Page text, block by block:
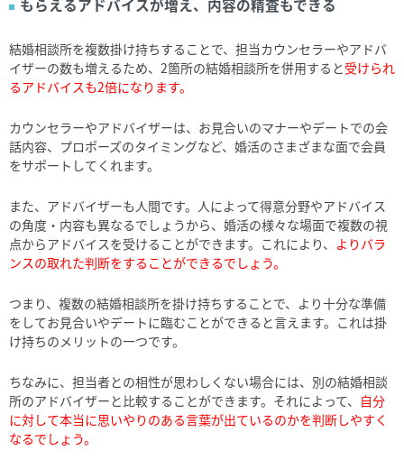
もらえるアドバイスが増え、内容の精査もできる
結婚相談所を複数掛け持ちすることで、担当カウンセラーやアドバ
イザーの数も増えるため、2箇所の結婚相談所を併用すると受けられ
るアドバイスも2倍になります。
カウンセラーやアドバイザーは、お見合いのマナーやデートでの会
話内容、プロポーズのタイミングなど、婚活のさまざまな面で会員
をサポートしてくれます。
また、アドバイザーも人間です。人によって得意分野やアドバイス
の角度・内容も異なるでしょうから、婚活の様々な場面で複数の視
点からアドバイスを受けることができます。これにより、 よりバラ
ンスの取れた判断をすることができるでしょう。
つまり、複数の結婚相談所を掛け持ちすることで、より十分な準備
をしてお見合いやデートに臨むことができると言えます。これは掛
け持ちのメリットの一つです。
ちなみに、担当者との相性が思わしくない場合には、別の結婚相談
所のアドバイザーと比較することができます。それによって、 自分
に対して本当に思いやりのある言葉が出ているのかを判断しやすく
なるでしょう。